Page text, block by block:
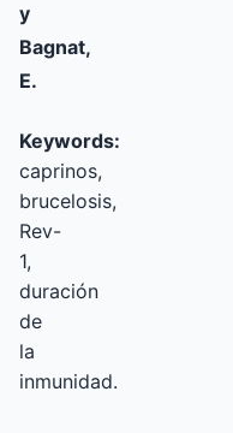
y
Bagnat,
E.
Keywords:
caprinos,
brucelosis,
Rev-
1,
duración
de
la
inmunidad.